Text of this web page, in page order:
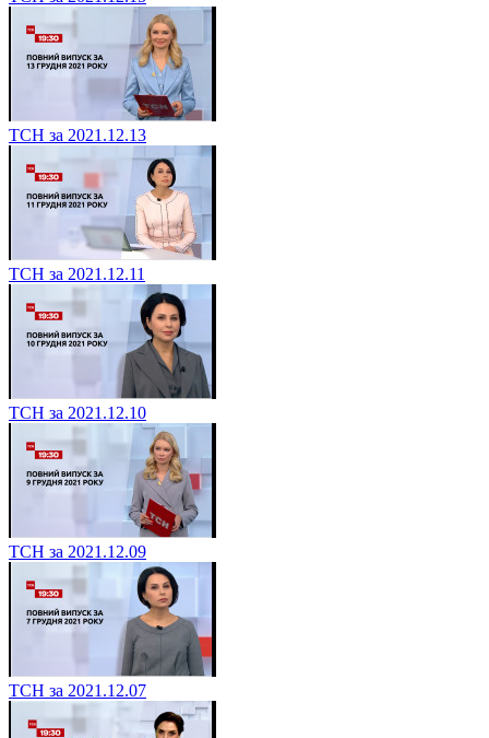
ТСН за 2021.12.13
ТСН за 2021.12.11
ТСН за 2021.12.10
ТСН за 2021.12.09
ТСН за 2021.12.07